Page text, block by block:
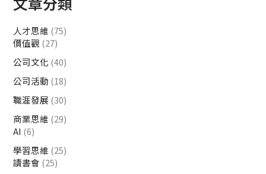
人才思維 (75)
價值觀 (27)
公司文化 (40)
公司活動 (18)
職涯發展 (30)
商業思維 (29)
AI (6)
學習思維 (25)
讀書會 (25)